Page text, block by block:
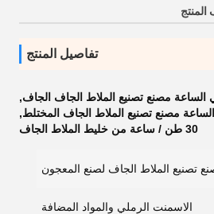
تفاصيل المنتج
,
,
30 طن / ساعة من خليط الملاط الجاف
تصنيع الملاط الجاف لصنع المعجون
الاسمنت الرملي والمواد المضافة